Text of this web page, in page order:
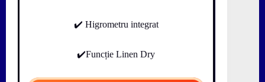
✔️ Higrometru integrat
✔️Funcție Linen Dry